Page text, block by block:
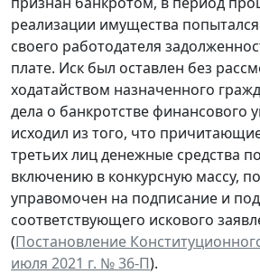
реализации имущества попытался
своего работодателя
плате. Иск был оставлен без
ходатайством назначенного
дела о банкротстве финансового
исходил из того, что
третьих лиц денежные средства
включению в конкурсную массу,
управомочен на подписание и
соответствующего искового
(Постановление
июля 2021 г. № 36-П).